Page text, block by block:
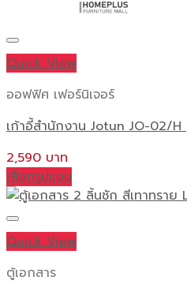
Quick View
ออฟฟิศ เฟอร์นิเจอร์
เก้าอี้สำนักงาน Jotun JO-02/H
2,590
เลือกรูปแบบ
This
product
has
multiple
variants.
Quick View
ตู้เอกสาร